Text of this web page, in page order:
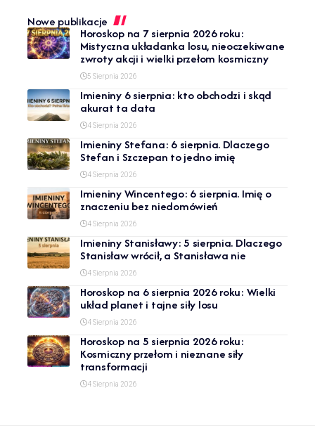
Nowe publikacje
Horoskop na 7 sierpnia 2026 roku:
Mistyczna układanka losu, nieoczekiwane
zwroty akcji i wielki przełom kosmiczny
5 Sierpnia 2026
Imieniny 6 sierpnia: kto obchodzi i skąd
akurat ta data
4 Sierpnia 2026
Imieniny Stefana: 6 sierpnia. Dlaczego
Stefan i Szczepan to jedno imię
4 Sierpnia 2026
Imieniny Wincentego: 6 sierpnia. Imię o
znaczeniu bez niedomówień
4 Sierpnia 2026
Imieniny Stanisławy: 5 sierpnia. Dlaczego
Stanisław wrócił, a Stanisława nie
4 Sierpnia 2026
Horoskop na 6 sierpnia 2026 roku: Wielki
układ planet i tajne siły losu
4 Sierpnia 2026
Horoskop na 5 sierpnia 2026 roku:
Kosmiczny przełom i nieznane siły
transformacji
4 Sierpnia 2026